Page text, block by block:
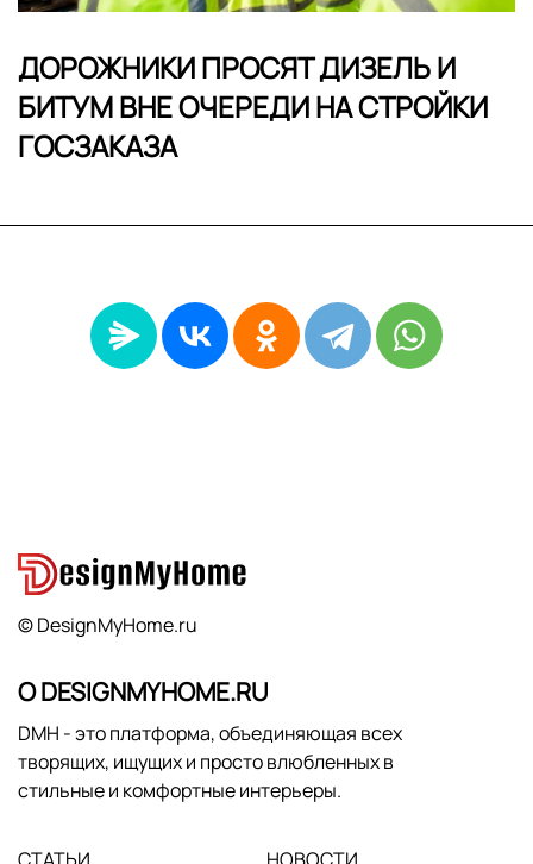
ДОРОЖНИКИ ПРОСЯТ ДИЗЕЛЬ И
БИТУМ ВНЕ ОЧЕРЕДИ НА СТРОЙКИ
ГОСЗАКАЗА
© DesignMyHome.ru
О DESIGNMYHOME.RU
DMH - это платформа, объединяющая всех
творящих, ищущих и просто влюбленных в
стильные и комфортные интерьеры.